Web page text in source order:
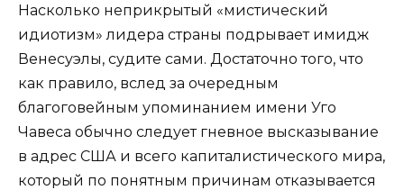
Насколько неприкрытый «мистический
идиотизм» лидера страны подрывает имидж
Венесуэлы, судите сами. Достаточно того, что
как правило, вслед за очередным
благоговейным упоминанием имени Уго
Чавеса обычно следует гневное высказывание
в адрес США и всего капиталистического мира,
который по понятным причинам отказывается